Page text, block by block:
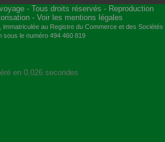
- Tous droits réservés - Reproduction
- Voir les mentions légales
, immatriculée au Registre du Commerce et des Sociétés
sous le numéro 494 460 819
en 0,026 secondes